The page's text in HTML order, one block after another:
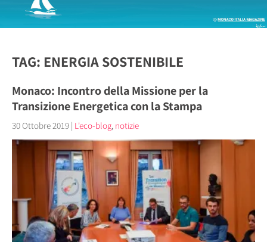
TAG: ENERGIA SOSTENIBILE
Monaco: Incontro della Missione per la
Transizione Energetica con la Stampa
30 Ottobre 2019 | L'eco-blog, notizie